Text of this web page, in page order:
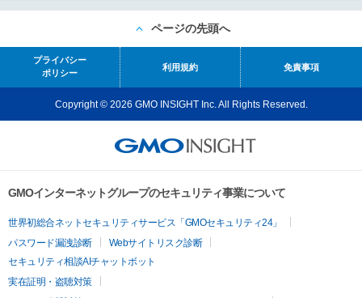
ページの先頭へ
プライバシー
ポリシー
利用規約 免責事項
Copyright © 2026 GMO INSIGHT Inc. All Rights Reserved.
GMOインターネットグループのセキュリティ事業について
世界初総合ネットセキュリティサービス「GMOセキュリティ24」
パスワード漏洩診断
Webサイトリスク診断
セキュリティ相談AIチャットボット
実在証明・盗聴対策